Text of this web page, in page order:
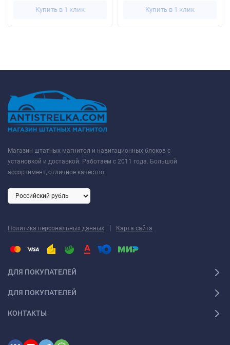
Купить в 1 клик Купить в 1 клик
Магазин штатных магнитол и навигационных блоков с
установкой и доставкой. Работаем с 2011 года. Большой
ассортимент, отличное качество.
Политика персональных данных | Карта сайта
ДЛЯ ПОКУПАТЕЛЕЙ
ДЛЯ ПОКУПАТЕЛЕЙ
КОНТАКТЫ